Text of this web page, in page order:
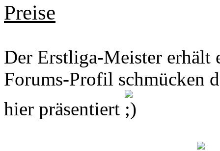
Preise
Der Erstliga-Meister erhält
Forums-Profil schmücken
hier präsentiert